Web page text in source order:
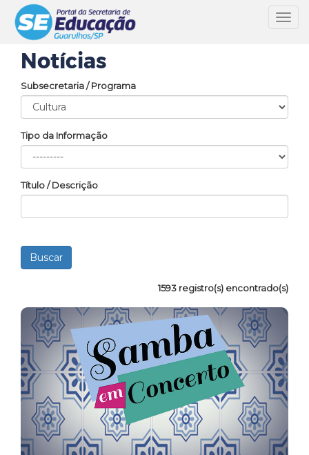
Notícias
Subsecretaria / Programa
Tipo da Informação
Título / Descrição
1593 registro(s) encontrado(s)